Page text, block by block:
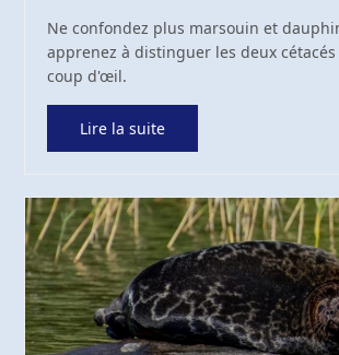
Ne confondez plus marsouin et
apprenez à distinguer les deux
coup d'œil.
Lire la suite